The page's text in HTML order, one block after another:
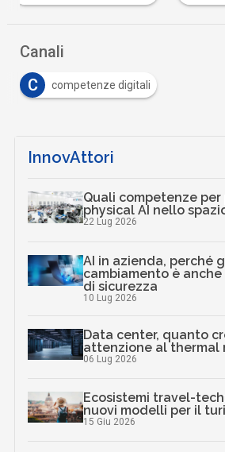
Canali
C
competenze digitali
InnovAttori
Quali competenze
physical AI nello
22 Lug 2026
AI in azienda, perché
cambiamento è
di sicurezza
10 Lug 2026
Data center, quanto
attenzione al thermal
06 Lug 2026
Ecosistemi travel-
nuovi modelli per il
15 Giu 2026